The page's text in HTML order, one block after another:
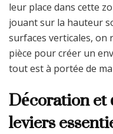
leur place dans cette
jouant sur la hauteur
surfaces verticales, on
pièce pour créer un
tout est à portée de
Décoration
leviers